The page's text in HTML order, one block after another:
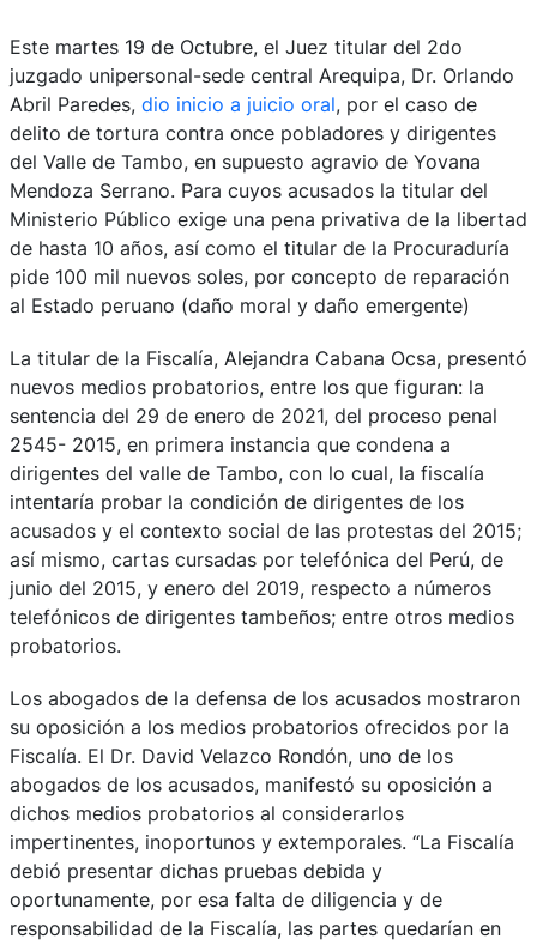
Este martes 19 de Octubre, el Juez titular del 2do
juzgado unipersonal-sede central Arequipa, Dr. Orlando
Abril Paredes, dio inicio a juicio oral, por el caso de
delito de tortura contra once pobladores y dirigentes
del Valle de Tambo, en supuesto agravio de Yovana
Mendoza Serrano. Para cuyos acusados la titular del
Ministerio Público exige una pena privativa de la libertad
de hasta 10 años, así como el titular de la Procuraduría
pide 100 mil nuevos soles, por concepto de reparación
al Estado peruano (daño moral y daño emergente)
La titular de la Fiscalía, Alejandra Cabana Ocsa, presentó
nuevos medios probatorios, entre los que figuran: la
sentencia del 29 de enero de 2021, del proceso penal
2545- 2015, en primera instancia que condena a
dirigentes del valle de Tambo, con lo cual, la fiscalía
intentaría probar la condición de dirigentes de los
acusados y el contexto social de las protestas del 2015;
así mismo, cartas cursadas por telefónica del Perú, de
junio del 2015, y enero del 2019, respecto a números
telefónicos de dirigentes tambeños; entre otros medios
probatorios.
Los abogados de la defensa de los acusados mostraron
su oposición a los medios probatorios ofrecidos por la
Fiscalía. El Dr. David Velazco Rondón, uno de los
abogados de los acusados, manifestó su oposición a
dichos medios probatorios al considerarlos
impertinentes, inoportunos y extemporales. “La Fiscalía
debió presentar dichas pruebas debida y
oportunamente, por esa falta de diligencia y de
responsabilidad de la Fiscalía, las partes quedarían en